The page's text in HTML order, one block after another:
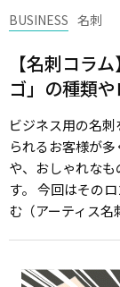
BUSINESS 名刺
【名刺コラ
ゴ」の種類
ビジネス用の名
られるお客様が
や、おしゃれな
す。 今回はその
む（アーティス